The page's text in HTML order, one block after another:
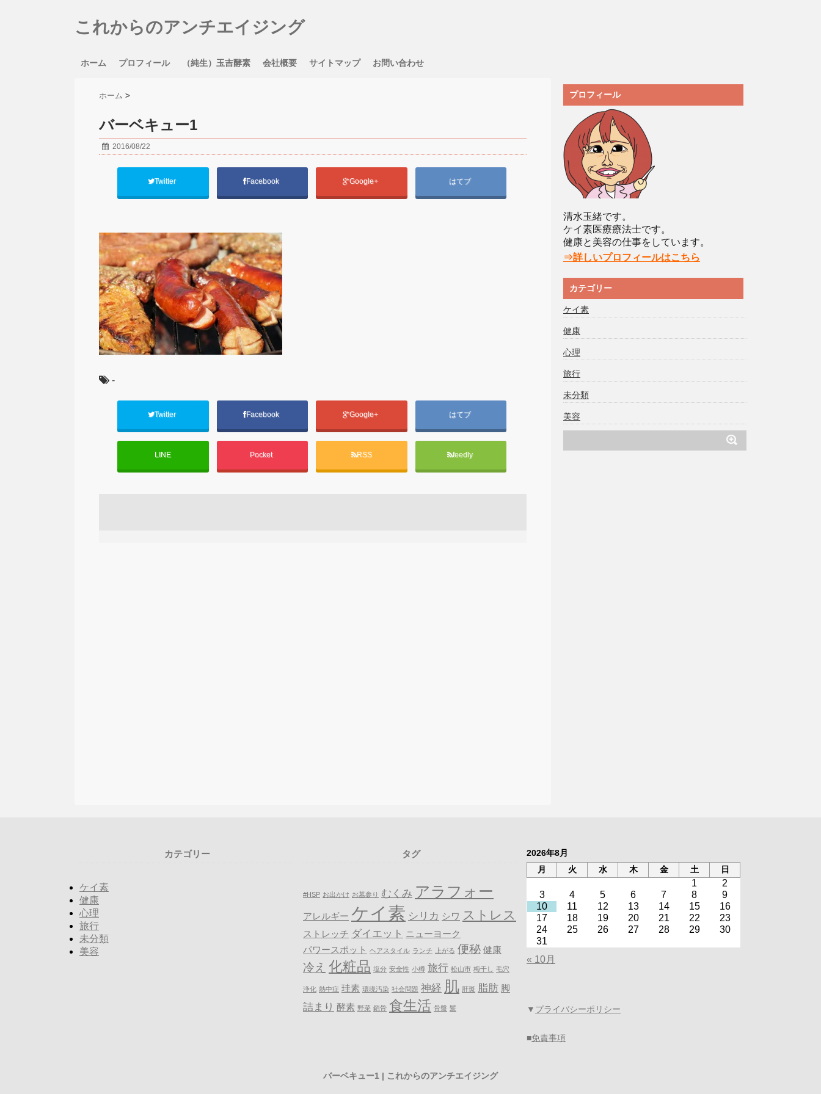
これからのアンチエイジング
ホーム プロフィール （純生）玉吉酵素 会社概要 サイトマップ お問い合わせ
ホーム >
バーベキュー1
2016/08/22
Twitter Facebook Google+ はてブ
-
Twitter Facebook Google+ はてブ
LINE Pocket RSS feedly
プロフィール
清水玉緒です。
ケイ素医療療法士です。
健康と美容の仕事をしています。
⇒詳しいプロフィールはこちら
カテゴリー
ケイ素
健康
心理
旅行
未分類
美容
カテゴリー
ケイ素
健康
心理
旅行
未分類
美容
タグ
#HSP お出かけ お墓参り むくみ アラフォー
アレルギー ケイ素 シリカ シワ ストレス
ストレッチ ダイエット
ニューヨーク
パワースポット
ヘアスタイル ランチ 上がる 便秘 健康
冷え 化粧品 塩分 安全性 小樽 旅行 松山市 梅干し 毛穴
浄化 熱中症 珪素 環境汚染 社会問題 神経 肌 肝斑 脂肪 脚
詰まり 酵素 野菜 鎖骨 食生活 骨盤 髪
2026年8月
月
火 水 木 金 土 日
1
2
3
4 5 6 7 8
9
10
11 12 13 14 15
16
17
18 19 20 21 22
23
24
25 26 27 28 29
30
31
« 10月
▼ プライバシーポリシー
■免責事項
バーベキュー1 | これからのアンチエイジング